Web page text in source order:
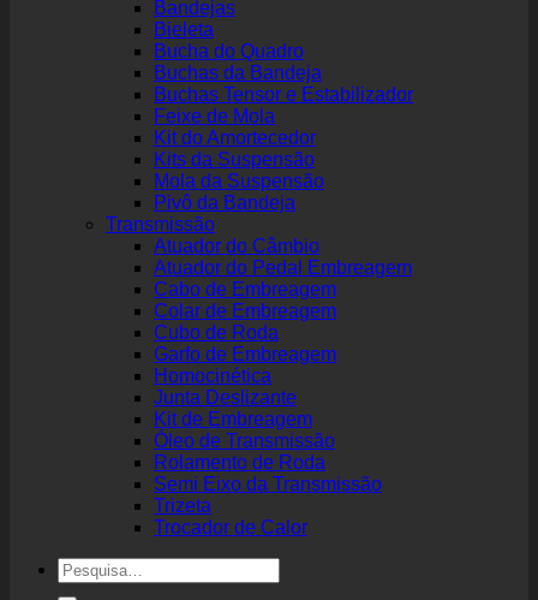
Bandejas
Bieleta
Bucha do Quadro
Buchas da Bandeja
Buchas Tensor e Estabilizador
Feixe de Mola
Kit do Amortecedor
Kits da Suspensão
Mola da Suspensão
Pivô da Bandeja
Transmissão
Atuador do Câmbio
Atuador do Pedal Embreagem
Cabo de Embreagem
Colar de Embreagem
Cubo de Roda
Garfo de Embreagem
Homocinética
Junta Deslizante
Kit de Embreagem
Óleo de Transmissão
Rolamento de Roda
Semi Eixo da Transmissão
Trizeta
Trocador de Calor
Pesquisar
por: